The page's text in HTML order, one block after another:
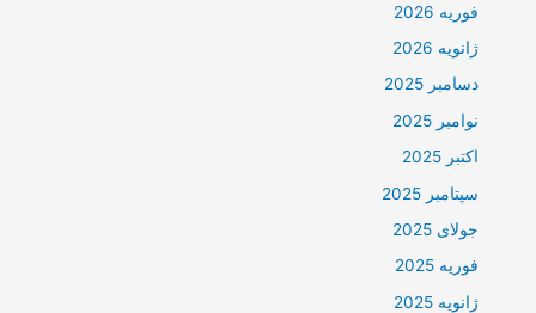
فوریه 2026
ژانویه 2026
دسامبر 2025
نوامبر 2025
اکتبر 2025
سپتامبر 2025
جولای 2025
فوریه 2025
ژانویه 2025